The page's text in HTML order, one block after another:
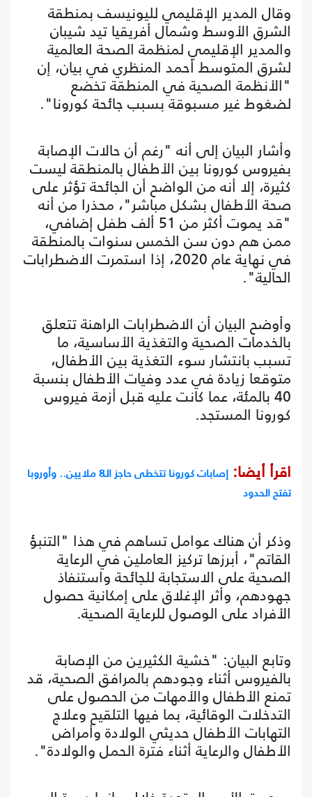
وقال المدير الإقليمي لليونيسف بمنطقة
الشرق الأوسط وشمال أفريقيا تيد شيبان
والمدير الإقليمي لمنظمة الصحة العالمية
لشرق المتوسط أحمد المنظري في بيان، إن
"الأنظمة الصحية في المنطقة تخضع
لضغوط غير مسبوقة بسبب جائحة كورونا".
وأشار البيان إلى أنه "رغم أن حالات الإصابة
بفيروس كورونا بين الأطفال بالمنطقة ليست
كثيرة، إلا أنه من الواضح أن الجائحة تؤثر على
صحة الأطفال بشكل مباشر"، محذرا من أنه
"قد يموت أكثر من 51 ألف طفل إضافي،
ممن هم دون سن الخمس سنوات بالمنطقة
في نهاية عام 2020، إذا استمرت الاضطرابات
الحالية".
وأوضح البيان أن الاضطرابات الراهنة تتعلق
بالخدمات الصحية والتغذية الأساسية، ما
تسبب بانتشار سوء التغذية بين الأطفال،
متوقعا زيادة في عدد وفيات الأطفال بنسبة
40 بالمئة، عما كانت عليه قبل أزمة فيروس
كورونا المستجد.
اقرأ أيضا:
إصابات كورونا تتخطى حاجز الـ8 ملايين.. وأوروبا
تفتح الحدود
وذكر أن هناك عوامل تساهم في هذا "التنبؤ
القاتم"، أبرزها تركيز العاملين في الرعاية
الصحية على الاستجابة للجائحة واستنفاذ
جهودهم، وأثر الإغلاق على إمكانية حصول
الأفراد على الوصول للرعاية الصحية.
وتابع البيان: "خشية الكثيرين من الإصابة
بالفيروس أثناء وجودهم بالمرافق الصحية، قد
تمنع الأطفال والأمهات من الحصول على
التدخلات الوقائية، بما فيها التلقيح وعلاج
التهابات الأطفال حديثي الولادة وأمراض
الأطفال والرعاية أثناء فترة الحمل والولادة".